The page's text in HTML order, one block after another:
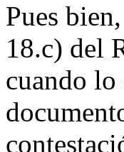
Pues
18.c) del
cuando lo